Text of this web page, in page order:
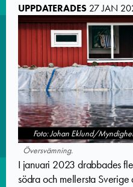
UPPDATERADES 27 JAN
Foto: Johan Eklund/
Översvämning.
I januari 2023 drabbades
södra och mellersta Sverige